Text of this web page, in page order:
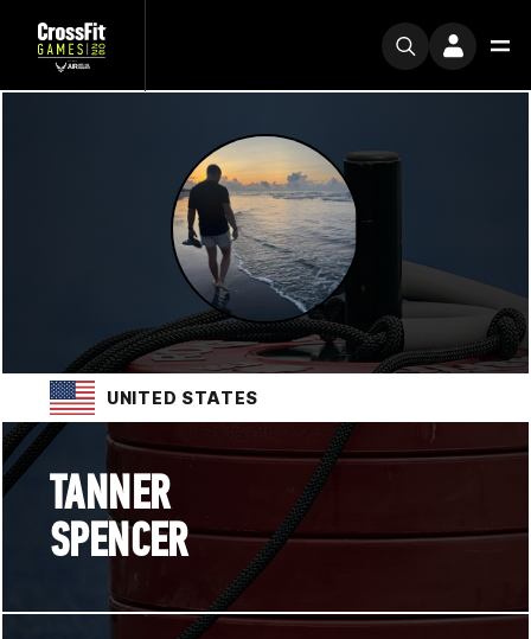
UNITED STATES
TANNER
SPENCER